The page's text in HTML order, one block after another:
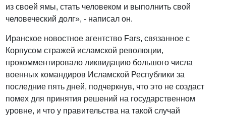
из своей ямы, стать человеком и выполнить свой
человеческий долг», - написал он.
Иранское новостное агентство Fars, связанное с
Корпусом стражей исламской революции,
прокомментировало ликвидацию большого числа
военных командиров Исламской Республики за
последние пять дней, подчеркнув, что это не создаст
помех для принятия решений на государственном
уровне, и что у правительства на такой случай